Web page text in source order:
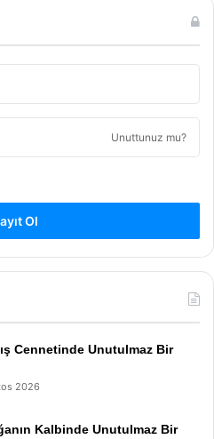
Unuttunuz mu?
Ol
Cennetinde Unutulmaz Bir
2026
Kalbinde Unutulmaz Bir